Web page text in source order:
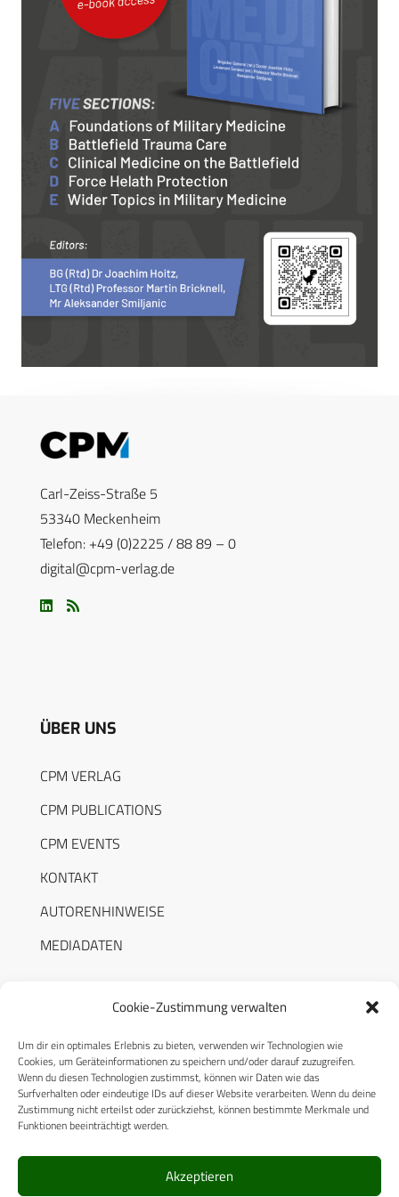
Cookie-Zustimmung verwalten
Um dir ein optimales Erlebnis zu bieten, verwenden wir Technologien wie
Cookies, um Geräteinformationen zu speichern und/oder darauf zuzugreifen.
Wenn du diesen Technologien zustimmst, können wir Daten wie das
Surfverhalten oder eindeutige IDs auf dieser Website verarbeiten. Wenn du deine
Zustimmung nicht erteilst oder zurückziehst, können bestimmte Merkmale und
Funktionen beeinträchtigt werden.
Akzeptieren
Carl-Zeiss-Straße 5
53340 Meckenheim
Telefon: +49 (0)2225 / 88 89 – 0
digital@cpm-verlag.de
ÜBER UNS
CPM VERLAG
CPM PUBLICATIONS
CPM EVENTS
KONTAKT
AUTORENHINWEISE
MEDIADATEN
RECHTLICHES
Datenschutzerklärung
Cookie-Richtlinie (EU)